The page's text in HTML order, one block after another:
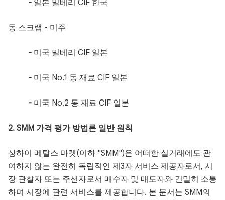
- 일본 밀베리 CIF 한국
동 스크랩 - 미주
- 미국 밀베리 CIF 일본
- 미국 No.1 동 재료 CIF 일본
- 미국 No.2 동 재료 CIF 일본
2. SMM 가격 평가 방법론 일반 원칙
상하이 메탈스 마켓(이하 "SMM")은 어떠한 실거래에도 관
여하지 않는 완전히 독립적인 제3자 서비스 제공자로서, 시
장 관찰자 또는 주선자로서 매수자 및 매도자와 긴밀히 소통
하며 시장에 관련 서비스를 제공합니다. 본 문서는 SMM의